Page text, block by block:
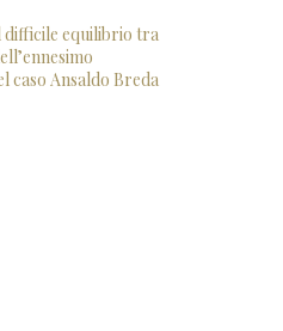
difficile equilibrio tra
caso Ansaldo Breda